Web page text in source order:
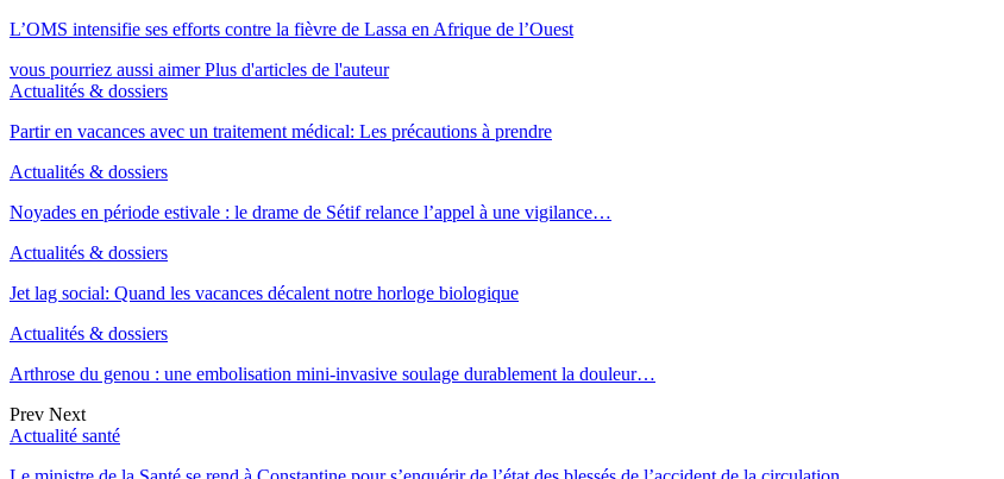
L’OMS intensifie ses efforts contre la fièvre de Lassa en Afrique de l’Ouest
vous pourriez aussi aimer Plus d'articles de l'auteur
Actualités & dossiers
Partir en vacances avec un traitement médical: Les précautions à prendre
Actualités & dossiers
Noyades en période estivale : le drame de Sétif relance l’appel à une vigilance…
Actualités & dossiers
Jet lag social: Quand les vacances décalent notre horloge biologique
Actualités & dossiers
Arthrose du genou : une embolisation mini-invasive soulage durablement la douleur…
Prev Next
Actualité santé